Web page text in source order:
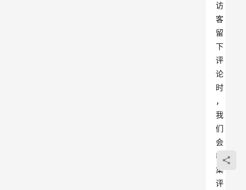
访
客
留
下
评
论
时
，
我
们
会
收
集
评